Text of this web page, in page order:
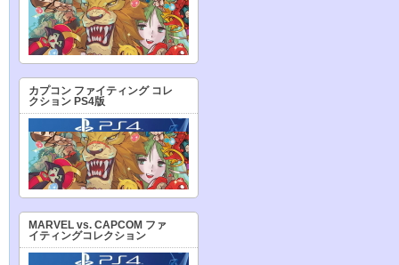
カプコン ファイティング コレ
クション PS4版
MARVEL vs. CAPCOM ファ
イティングコレクション